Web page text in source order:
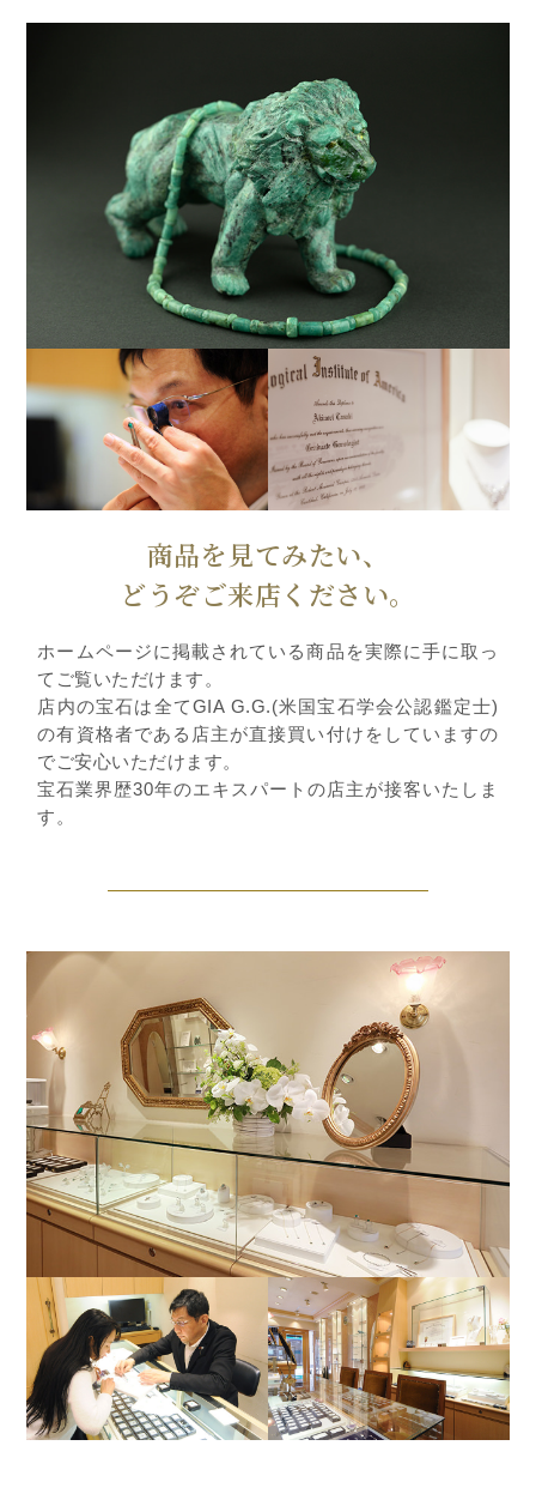
商品を見てみたい、
どうぞご来店ください。
ホームページに掲載されている商品を実際に手に取っ
てご覧いただけます。
店内の宝石は全てGIA G.G.(米国宝石学会公認鑑定士)
の有資格者である店主が直接買い付けをしていますの
でご安心いただけます。
宝石業界歴30年のエキスパートの店主が接客いたしま
す。